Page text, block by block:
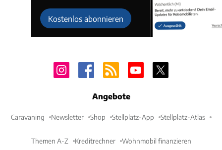
Kostenlos abonnieren
Angebote
Caravaning Newsletter Shop Stellplatz-App Stellplatz-Atlas
Themen A-Z Kreditrechner Wohnmobil finanzieren